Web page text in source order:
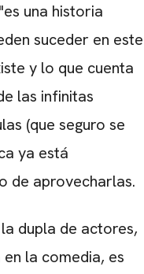
una historia
suceder en este
y lo que cuenta
las infinitas
(que seguro se
ya está
de aprovecharlas.
dupla de actores,
la comedia, es